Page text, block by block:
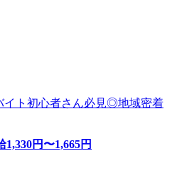
イト初心者さん必見◎地域密着
1,330円〜1,665円